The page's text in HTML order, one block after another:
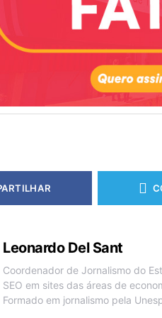
Leonardo Del Sant
Coordenador de Jornalismo do
SEO em sites das áreas de
Formado em jornalismo pela